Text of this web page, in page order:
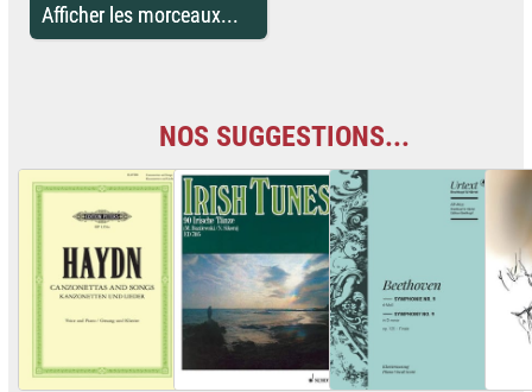
Afficher les morceaux...
NOS SUGGESTIONS...